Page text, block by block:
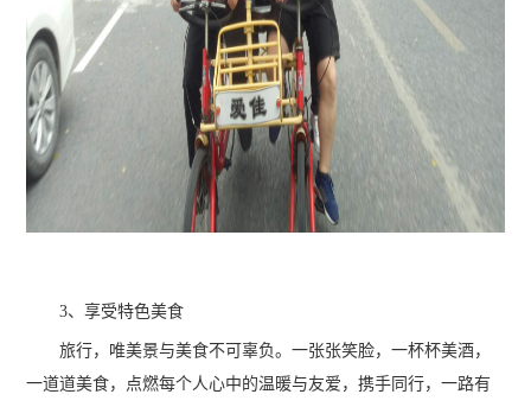
3、享受特色美食
旅行，唯美景与美食不可辜负。一张张笑脸，一杯杯美酒，
一道道美食，点燃每个人心中的温暖与友爱，携手同行，一路有